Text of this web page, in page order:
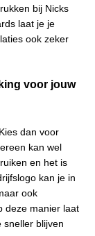
bij Nicks
laat je je
ook zeker
voor jouw
dan voor
kan wel
en het is
kan je in
ook
deze manier laat
sneller blijven